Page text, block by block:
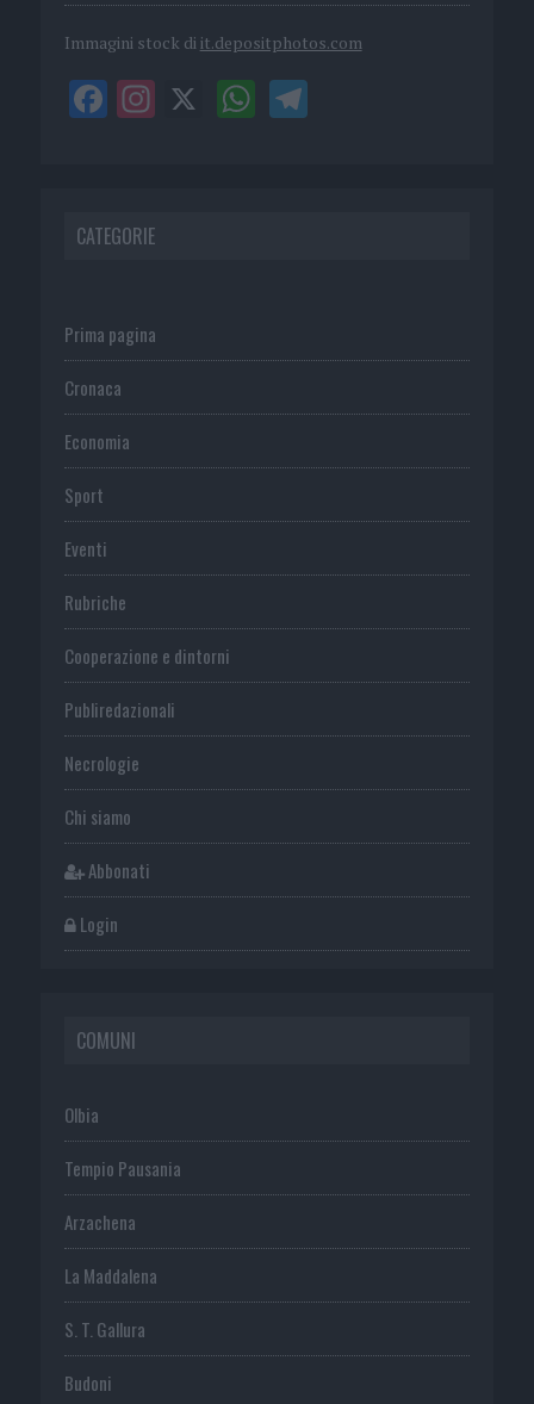
Immagini stock di it.depositphotos.com
CATEGORIE
Prima pagina
Cronaca
Economia
Sport
Eventi
Rubriche
Cooperazione e dintorni
Publiredazionali
Necrologie
Chi siamo
Abbonati
Login
COMUNI
Olbia
Tempio Pausania
Arzachena
La Maddalena
S. T. Gallura
Budoni